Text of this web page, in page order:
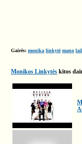
Gairės: monika linkytė mano
Monikos Linkytės kitos